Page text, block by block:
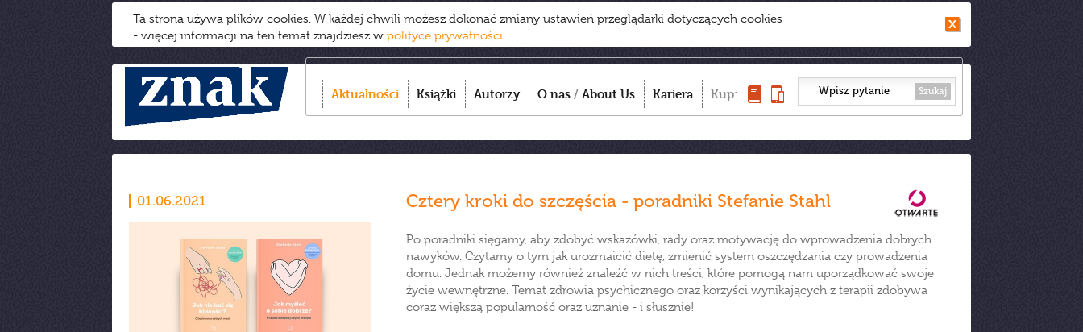
Ta strona używa plików cookies. W każdej chwili możesz dokonać zmiany ustawień przeglądarki dotyczących cookies
- więcej informacji na ten temat znajdziesz w polityce prywatności.
Aktualności Książki Autorzy O nas / About Us Kariera Kup: Szukaj
01.06.2021 Cztery kroki do szczęścia - poradniki Stefanie Stahl
Po poradniki sięgamy, aby zdobyć wskazówki, rady oraz motywację do wprowadzenia dobrych
nawyków. Czytamy o tym jak urozmaicić dietę, zmienić system oszczędzania czy prowadzenia
domu. Jednak możemy również znaleźć w nich treści, które pomogą nam uporządkować swoje
życie wewnętrzne. Temat zdrowia psychicznego oraz korzyści wynikających z terapii zdobywa
coraz większą popularność oraz uznanie - i słusznie!